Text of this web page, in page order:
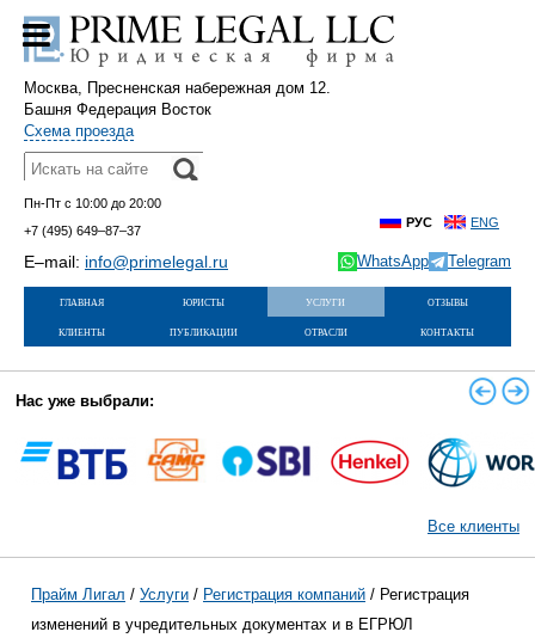
РУС ENG
WhatsApp Telegram
Москва, Пресненская набережная дом 12.
Башня Федерация Восток
Схема проезда
Пн-Пт с 10:00 до 20:00
+7 (495) 649–87–37
E–mail: info@primelegal.ru
главная юристы услуги
отзывы
клиенты
публикации отрасли контакты
Нас уже выбрали:
Все клиенты
Прайм Лигал / Услуги / Регистрация компаний / Регистрация
изменений в учредительных документах и в ЕГРЮЛ